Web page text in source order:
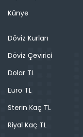
Künye
Döviz Kurları
Döviz Çevirici
Dolar TL
Euro TL
Sterin Kaç TL
Riyal Kaç TL